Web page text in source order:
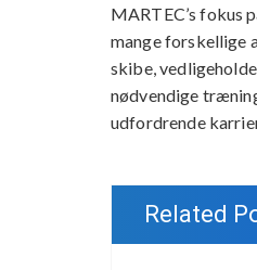
MARTEC’s fokus
mange forskellige
skibe,
nødvendige
udfordrende
Related